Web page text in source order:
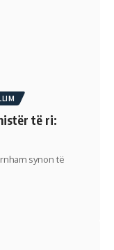
të ri:
synon të